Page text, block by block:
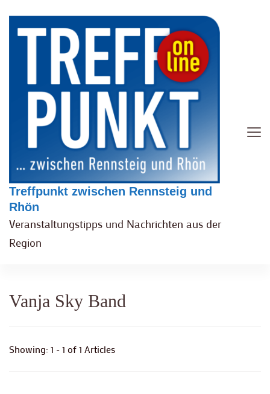
Treffpunkt zwischen Rennsteig und
Rhön
Veranstaltungstipps und Nachrichten aus der
Region
Vanja Sky Band
Showing: 1 - 1 of 1 Articles